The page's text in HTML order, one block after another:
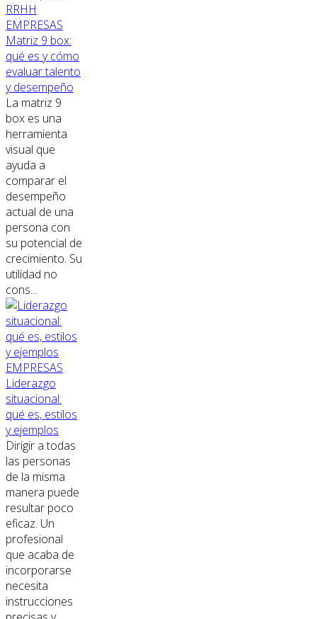
RRHH
EMPRESAS
Matriz 9 box:
qué es y cómo
evaluar talento
y desempeño
La matriz 9
box es una
herramienta
visual que
ayuda a
comparar el
desempeño
actual de una
persona con
su potencial de
crecimiento. Su
utilidad no
cons...
EMPRESAS
Liderazgo
situacional:
qué es, estilos
y ejemplos
Dirigir a todas
las personas
de la misma
manera puede
resultar poco
eficaz. Un
profesional
que acaba de
incorporarse
necesita
instrucciones